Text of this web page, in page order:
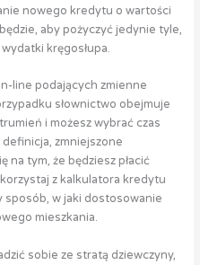
nowego kredytu o wartości
aby pożyczyć jedynie tyle,
kręgosłupa.
line podających zmienne
słownictwo obejmuje
i możesz wybrać czas
zmniejszone
na tym, że będziesz płacić
z kalkulatora kredytu
w jaki dostosowanie
mieszkania.
sobie ze stratą dziewczyny,